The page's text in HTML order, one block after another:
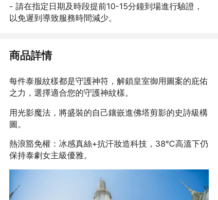
- 請在指定日期及時段提前10-15分鐘到場進行驗證，
以免遲到導致服務時間減少。
商品詳情
每件泰服紋樣都是守護神符，解鎖皇室御用圖案的庇佑
之力，選擇適合您的守護神紋樣。
用光影魔法，將盛裝的自己鑲嵌進佛塔剪影的史詩級構
圖。
熱浪豁免權：冰感真絲+抗汗妝造科技，38℃高溫下仍
保持泰劇女主級優雅。